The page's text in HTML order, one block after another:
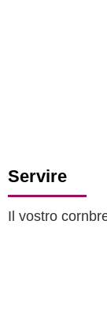
Servire
Il vostro